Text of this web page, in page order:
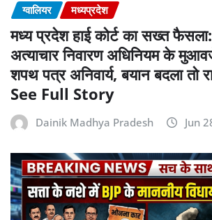
ग्वालियर मध्यप्रदेश
मध्य प्रदेश हाई कोर्ट का सख्त
अत्याचार निवारण अधिनियम के
शपथ पत्र अनिवार्य, बयान बदला तो
See Full Story
Dainik Madhya Pradesh Jun